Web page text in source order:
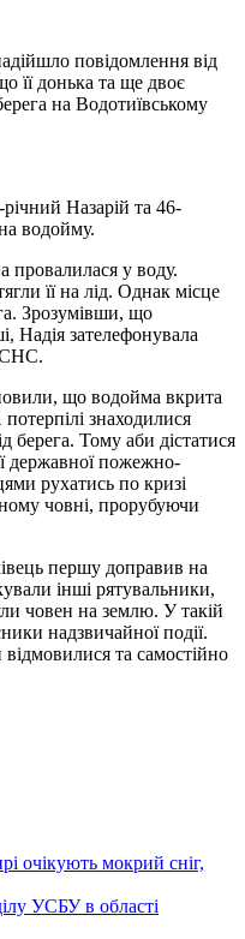
повідомлення від
її донька та ще двоє
на Водотиївському
Назарій та 46-
водойму.
провалилася у воду.
її на лід. Однак місце
Зрозумівши, що
Надія зателефонувала
що водойма вкрита
знаходилися
берега. Тому аби дістатися
державної пожежно-
рухатись по кризі
човні, прорубуючи
першу доправив на
інші рятувальники,
човен на землю. У такій
надзвичайної події.
та самостійно
очікують мокрий сніг,
УСБУ в області